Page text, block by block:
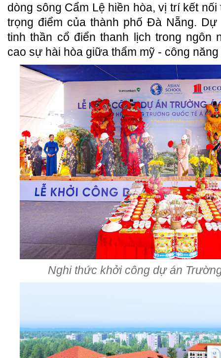
dòng sông Cẩm Lệ hiền hòa, vị trí kết
trọng điểm của thành phố Đà Nẵng.
tinh thần cổ điển thanh lịch trong ngôn
cao sự hài hòa giữa thẩm mỹ - công
Nghi thức khởi công dự án